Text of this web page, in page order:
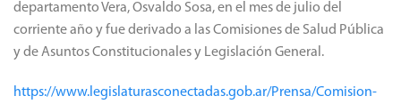
departamento Vera, Osvaldo Sosa, en el mes de julio del
corriente año y fue derivado a las Comisiones de Salud Pública
y de Asuntos Constitucionales y Legislación General.
https://www.legislaturasconectadas.gob.ar/Prensa/Comision-